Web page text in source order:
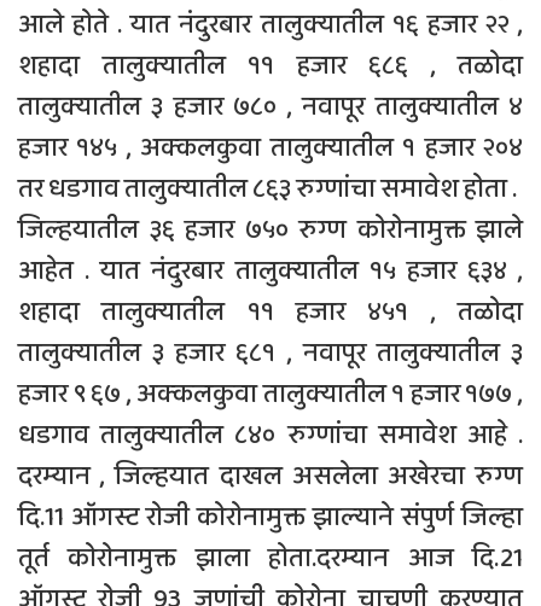
आले होते . यात नंदुरबार तालुक्यातील १६ हजार २२ ,
शहादा तालुक्यातील ११ हजार ६८६ , तळोदा
तालुक्यातील ३ हजार ७८० , नवापूर तालुक्यातील ४
हजार १४५ , अक्कलकुवा तालुक्यातील १ हजार २०४
तर धडगाव तालुक्यातील ८६३ रुग्णांचा समावेश होता .
जिल्हयातील ३६ हजार ७५० रुग्ण कोरोनामुक्त झाले
आहेत . यात नंदुरबार तालुक्यातील १५ हजार ६३४ ,
शहादा तालुक्यातील ११ हजार ४५१ , तळोदा
तालुक्यातील ३ हजार ६८१ , नवापूर तालुक्यातील ३
हजार ९ ६७ , अक्कलकुवा तालुक्यातील १ हजार १७७ ,
धडगाव तालुक्यातील ८४० रुग्णांचा समावेश आहे .
दरम्यान , जिल्हयात दाखल असलेला अखेरचा रुग्ण
दि.11 ऑगस्ट रोजी कोरोनामुक्त झाल्याने संपुर्ण जिल्हा
तूर्त कोरोनामुक्त झाला होता.दरम्यान आज दि.21